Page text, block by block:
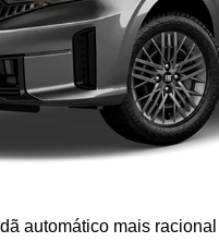
automático mais